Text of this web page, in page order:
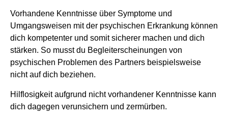
Vorhandene Kenntnisse über Symptome und
Umgangsweisen mit der psychischen Erkrankung können
dich kompetenter und somit sicherer machen und dich
stärken. So musst du Begleiterscheinungen von
psychischen Problemen des Partners beispielsweise
nicht auf dich beziehen.
Hilflosigkeit aufgrund nicht vorhandener Kenntnisse kann
dich dagegen verunsichern und zermürben.